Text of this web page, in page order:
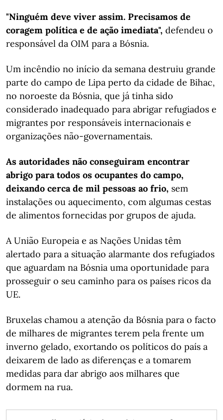
"Ninguém deve viver assim. Precisamos de
coragem política e de ação imediata", defendeu o
responsável da OIM para a Bósnia.
Um incêndio no início da semana destruiu grande
parte do campo de Lipa perto da cidade de Bihac,
no noroeste da Bósnia, que já tinha sido
considerado inadequado para abrigar refugiados e
migrantes por responsáveis internacionais e
organizações não-governamentais.
As autoridades não conseguiram encontrar
abrigo para todos os ocupantes do campo,
deixando cerca de mil pessoas ao frio, sem
instalações ou aquecimento, com algumas cestas
de alimentos fornecidas por grupos de ajuda.
A União Europeia e as Nações Unidas têm
alertado para a situação alarmante dos refugiados
que aguardam na Bósnia uma oportunidade para
prosseguir o seu caminho para os países ricos da
UE.
Bruxelas chamou a atenção da Bósnia para o facto
de milhares de migrantes terem pela frente um
inverno gelado, exortando os políticos do país a
deixarem de lado as diferenças e a tomarem
medidas para dar abrigo aos milhares que
dormem na rua.